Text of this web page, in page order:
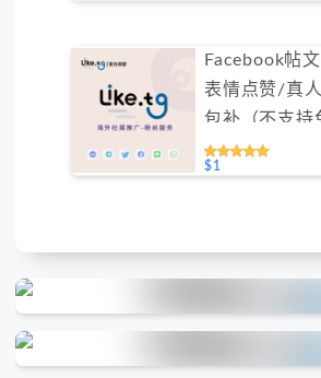
Facebook帖
表情点赞/真
包补（不支持
$1